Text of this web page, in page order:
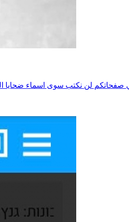
لن نكتب سوى اسماء ضحايا